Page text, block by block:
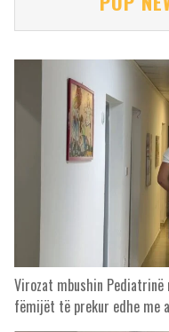
Virozat mbushin
fëmijët të prekur edhe me